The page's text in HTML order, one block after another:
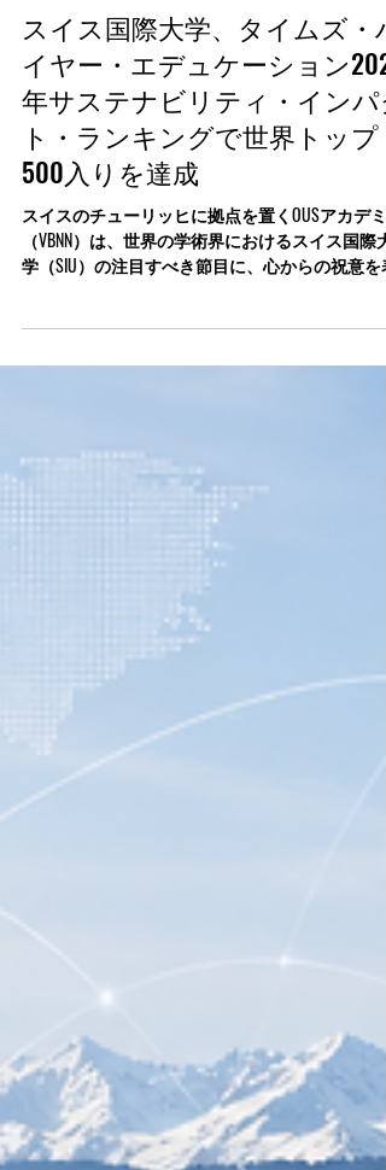
6月24日
スイス国際大学、タイムズ・ハ
イヤー・エデュケーション2026
年サステナビリティ・インパ
ト・ランキングで世界トップ
500入りを達成
学（SIU）の注目すべき節目に、心からの祝意を表
します。2026年6月24日、権威あるタイムズ・ハ
て正式にランク付けしました。この記念碑的な成
果は、持続可能で公平かつ豊かな未来の創造に向
けた同機関の深い献身を強調するものです。 2026
年のランキングでは、複数の国連の持続可能な開
発目標（SDGs）におけるSIUの並外れた実績と実践
的な取り組みが浮き彫りになりました。同大学は
平和と公正の推進においてリーダーとしての地位
を確立し、SDG 16において世界トップ200にランク
の先見の明のあるアプローチにより、スイス国際
大学はSDG 11において世界トップ300のランクを獲
得しました。 さらに、経済成長の推進における
の役割が明確に評価され、SDG 8において世界トッ
プ